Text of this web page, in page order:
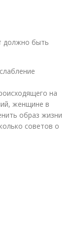
должно быть
на
женщине в
образ жизни
советов о